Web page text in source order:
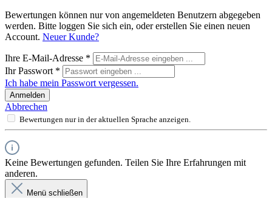
Bewertungen können nur von angemeldeten Benutzern abgegeben
werden. Bitte loggen Sie sich ein, oder erstellen Sie einen neuen
Account. Neuer Kunde?
Ihre E-Mail-Adresse *
Ihr Passwort *
Ich habe mein Passwort vergessen.
Anmelden
Abbrechen
Bewertungen nur in der aktuellen Sprache anzeigen.
Keine Bewertungen gefunden. Teilen Sie Ihre Erfahrungen mit
anderen.
Menü schließen